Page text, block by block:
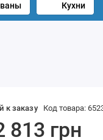
Кухни
к заказу Код товара:
813 грн